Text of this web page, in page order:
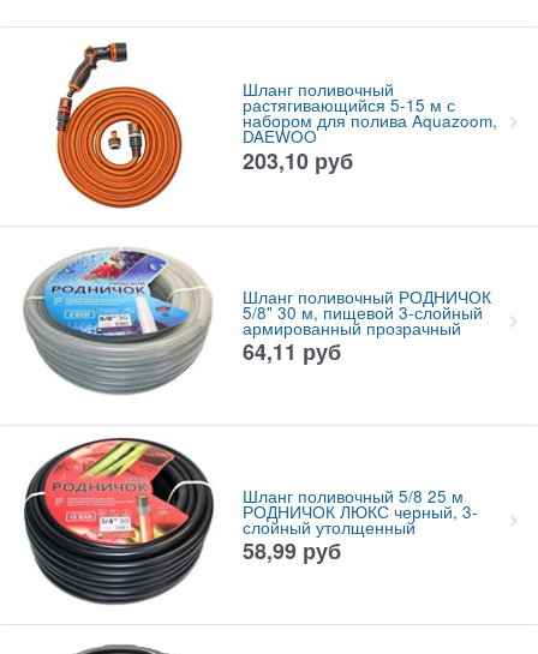
Шланг поливочный
растягивающийся 5-15 м с
набором для полива Aquazoom,
DAEWOO
203,10 руб
Шланг поливочный РОДНИЧОК
5/8" 30 м, пищевой 3-слойный
армированный прозрачный
64,11 руб
Шланг поливочный 5/8 25 м
РОДНИЧОК ЛЮКС черный, 3-
слойный утолщенный
58,99 руб